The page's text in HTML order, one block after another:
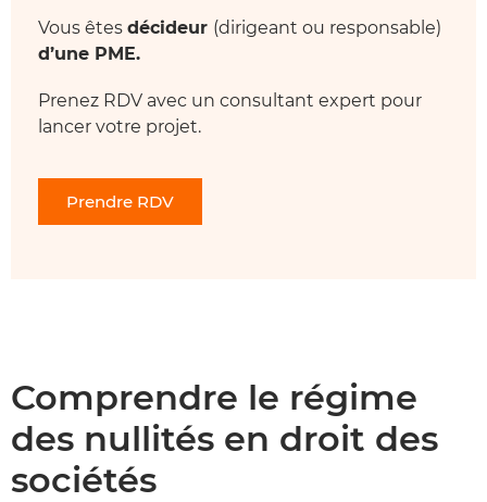
Vous êtes décideur (dirigeant ou responsable)
d’une PME.
Prenez RDV avec un consultant expert pour
lancer votre projet.
Prendre RDV
Comprendre le régime
des nullités en droit des
sociétés